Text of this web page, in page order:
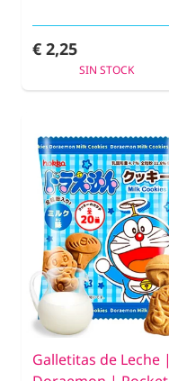
€ 2,25
SIN STOCK
Galletitas de Leche |